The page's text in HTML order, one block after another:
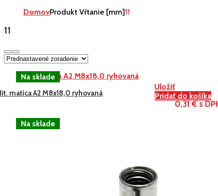
DomovProdukt Vŕtanie [mm]11
11
Uložiť
Pridať do košíka
matica A2 M8x18,0 ryhovaná
0,31 € s